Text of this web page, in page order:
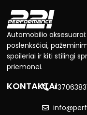
Automobilio
poslenksčiai,
spoileriai ir kiti stilingi
priemonei.
KONTAKTAI